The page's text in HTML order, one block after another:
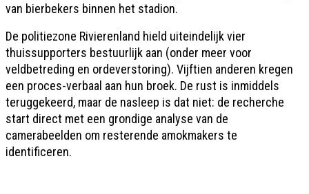
van bierbekers binnen het stadion.
De politiezone Rivierenland hield uiteindelijk vier
thuissupporters bestuurlijk aan (onder meer voor
veldbetreding en ordeverstoring). Vijftien anderen kregen
een proces-verbaal aan hun broek. De rust is inmiddels
teruggekeerd, maar de nasleep is dat niet: de recherche
start direct met een grondige analyse van de
camerabeelden om resterende amokmakers te
identificeren.